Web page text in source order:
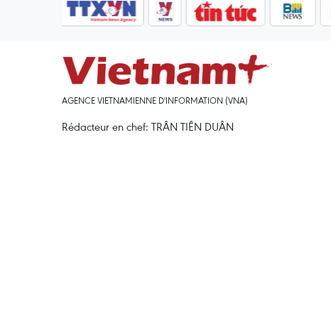
AGENCE VIETNAMIENNE D'INFORMATION (VNA)
Rédacteur en chef: TRÂN TIÊN DUÂN